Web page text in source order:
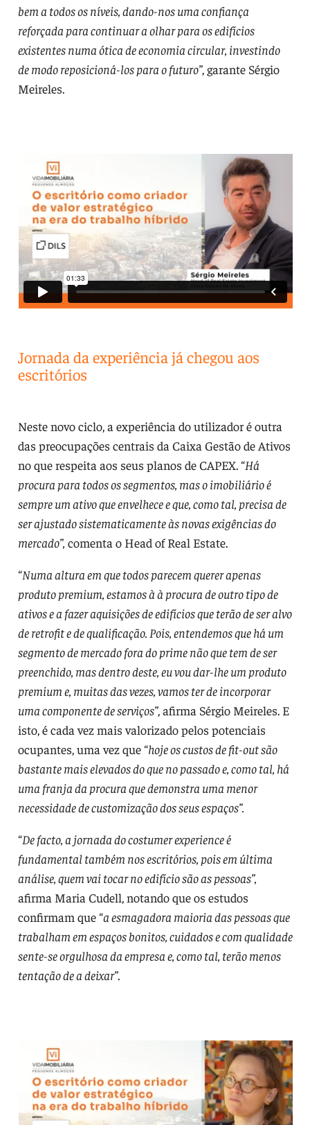
bem a todos os níveis, dando-nos uma confiança
reforçada para continuar a olhar para os edifícios
existentes numa ótica de economia circular, investindo
de modo reposicioná-los para o futuro”, garante Sérgio
Meireles.
Jornada da experiência já chegou aos
escritórios
Neste novo ciclo, a experiência do utilizador é outra
das preocupações centrais da Caixa Gestão de Ativos
no que respeita aos seus planos de CAPEX. “Há
procura para todos os segmentos, mas o imobiliário é
sempre um ativo que envelhece e que, como tal, precisa de
ser ajustado sistematicamente às novas exigências do
mercado”, comenta o Head of Real Estate.
“Numa altura em que todos parecem querer apenas
produto premium, estamos à à procura de outro tipo de
ativos e a fazer aquisições de edifícios que terão de ser alvo
de retrofit e de qualificação. Pois, entendemos que há um
segmento de mercado fora do prime não que tem de ser
preenchido, mas dentro deste, eu vou dar-lhe um produto
premium e, muitas das vezes, vamos ter de incorporar
uma componente de serviços”, afirma Sérgio Meireles. E
isto, é cada vez mais valorizado pelos potenciais
ocupantes, uma vez que “hoje os custos de fit-out são
bastante mais elevados do que no passado e, como tal, há
uma franja da procura que demonstra uma menor
necessidade de customização dos seus espaços”.
“De facto, a jornada do costumer experience é
fundamental também nos escritórios, pois em última
análise, quem vai tocar no edifício são as pessoas”,
afirma Maria Cudell, notando que os estudos
confirmam que “a esmagadora maioria das pessoas que
trabalham em espaços bonitos, cuidados e com qualidade
sente-se orgulhosa da empresa e, como tal, terão menos
tentação de a deixar”.